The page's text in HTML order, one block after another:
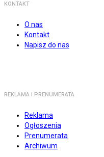
KONTAKT
O nas
Kontakt
Napisz do nas
REKLAMA I PRENUMERATA
Reklama
Ogłoszenia
Prenumerata
Archiwum